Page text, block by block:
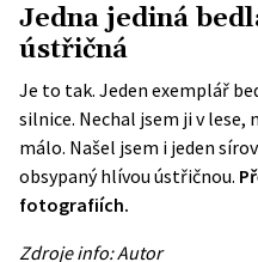
Jedna jediná
ústřičná
Je to tak. Jeden exemplář
silnice. Nechal jsem ji v
málo. Našel jsem i jeden
obsypaný hlívou ústřičnou.
fotografiích.
Zdroje info: Autor